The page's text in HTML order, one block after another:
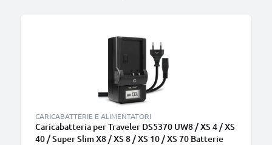
CARICABATTERIE E ALIMENTATORI
Caricabatteria per Traveler DS5370 UW8 / XS 4 / XS
40 / Super Slim X8 / XS 8 / XS 10 / XS 70 Batterie